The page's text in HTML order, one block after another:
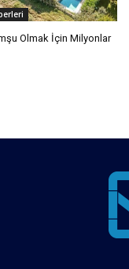
Olmak İçin Milyonlar